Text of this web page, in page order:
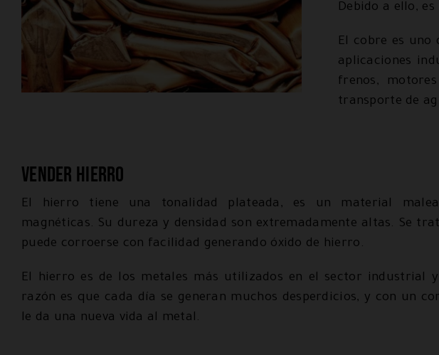
Debido a ello,
El cobre es
aplicaciones
frenos,
transporte de
Vender hierro
El hierro tiene una tonalidad plateada, es un material
magnéticas. Su dureza y densidad son extremadamente altas. Se
puede corroerse con facilidad generando óxido de hierro.
El hierro es de los metales más utilizados en el sector industrial
razón es que cada día se generan muchos desperdicios, y con un
le da una nueva vida al metal.